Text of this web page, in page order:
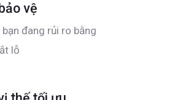
vệ
đang rủi ro bằng
lỗ